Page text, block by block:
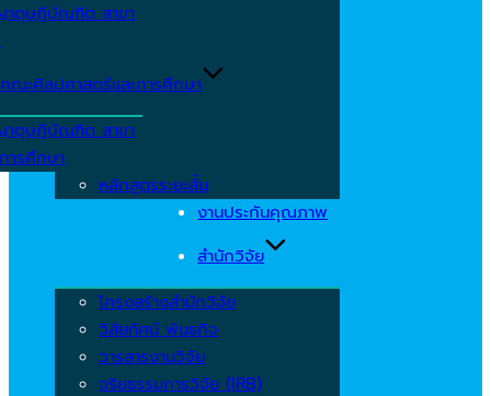
ดุษฎีบัณฑิต สาขา
คณะศิลปศาสตร์และการศึกษา
ดุษฎีบัณฑิต สาขา
ารศึกษา
หลักสูตรระยะสั้น
งานประกันคุณภาพ
สำนักวิจัย
โครงสร้างสำนักวิจัย
วิสัยทัศน์ พันธกิจ
วารสารงานวิจัย
จริยธรรมการวิจัย (IRB)